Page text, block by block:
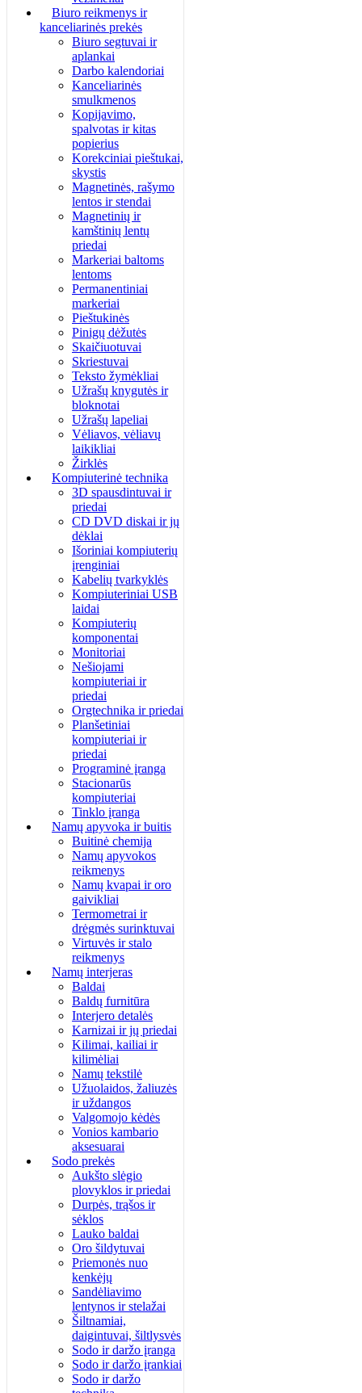
Biuro reikmenys ir
kanceliarinės prekės
Biuro segtuvai ir
aplankai
Darbo kalendoriai
Kanceliarinės
smulkmenos
Kopijavimo,
spalvotas ir kitas
popierius
Korekciniai pieštukai,
skystis
Magnetinės, rašymo
lentos ir stendai
Magnetinių ir
kamštinių lentų
priedai
Markeriai baltoms
lentoms
Permanentiniai
markeriai
Pieštukinės
Pinigų dėžutės
Skaičiuotuvai
Skriestuvai
Teksto žymėkliai
Užrašų knygutės ir
bloknotai
Užrašų lapeliai
Vėliavos, vėliavų
laikikliai
Žirklės
Kompiuterinė technika
3D spausdintuvai ir
priedai
CD DVD diskai ir jų
dėklai
Išoriniai kompiuterių
įrenginiai
Kabelių tvarkyklės
Kompiuteriniai USB
laidai
Kompiuterių
komponentai
Monitoriai
Nešiojami
kompiuteriai ir
priedai
Orgtechnika ir priedai
Planšetiniai
kompiuteriai ir
priedai
Programinė įranga
Stacionarūs
kompiuteriai
Tinklo įranga
Namų apyvoka ir buitis
Buitinė chemija
Namų apyvokos
reikmenys
Namų kvapai ir oro
gaivikliai
Termometrai ir
drėgmės surinktuvai
Virtuvės ir stalo
reikmenys
Namų interjeras
Baldai
Baldų furnitūra
Interjero detalės
Karnizai ir jų priedai
Kilimai, kailiai ir
kilimėliai
Namų tekstilė
Užuolaidos, žaliuzės
ir uždangos
Valgomojo kėdės
Vonios kambario
aksesuarai
Sodo prekės
Aukšto slėgio
plovyklos ir priedai
Durpės, trąšos ir
sėklos
Lauko baldai
Oro šildytuvai
Priemonės nuo
kenkėjų
Sandėliavimo
lentynos ir stelažai
Šiltnamiai,
daigintuvai, šiltlysvės
Sodo ir daržo įranga
Sodo ir daržo įrankiai
Sodo ir daržo